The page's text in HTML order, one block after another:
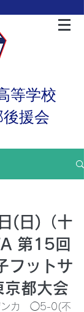
等学校
援会
(日)（十
第15回
フットサ
京都大会
ンカ　◯5-0(不